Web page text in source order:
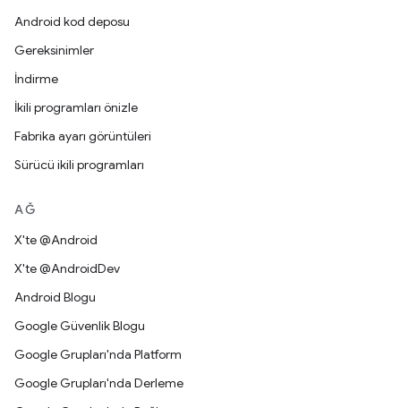
Android kod deposu
Gereksinimler
İndirme
İkili programları önizle
Fabrika ayarı görüntüleri
Sürücü ikili programları
AĞ
X'te @Android
X'te @AndroidDev
Android Blogu
Google Güvenlik Blogu
Google Grupları'nda Platform
Google Grupları'nda Derleme